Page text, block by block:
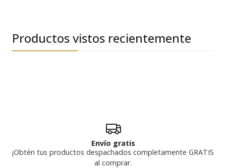
Productos vistos recientemente
Envío gratis
¡Obtén tus productos despachados completamente GRATIS
al comprar.